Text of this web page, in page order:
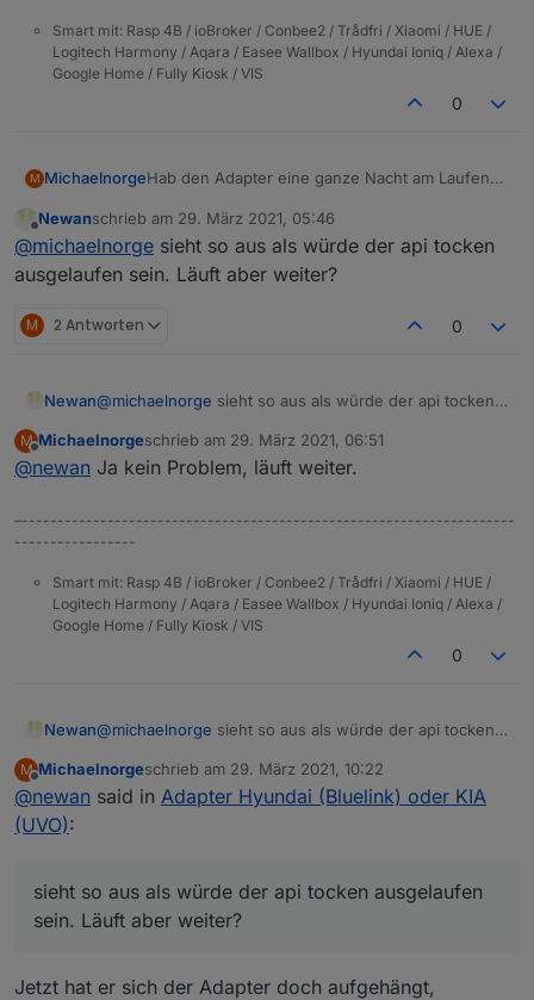
Smart mit: Rasp 4B / ioBroker / Conbee2 / Trådfri / Xiaomi / HUE /
Logitech Harmony / Aqara / Easee Wallbox / Hyundai Ioniq / Alexa /
Google Home / Fully Kiosk / VIS
0
M MichaelnorgeHab den Adapter eine ganze Nacht am Laufen
Minuten diese Fehlermeldungen:
bluelink.0	2021-03-29 04:05:51.036
bluelink.0	2021-03-29 04:05:51.035
bluelink.0	2021-03-29 04:05:51.035
bluelink.0	2021-03-29 04:05:51.035
bluelink.0	2021-03-29 04:05:51.032
Offline
Newanschrieb am 29. März 2021, 05:46
zuletzt editiert von
@michaelnorge sieht so aus als würde der api tocken
ausgelaufen sein. Läuft aber weiter?
M 2 Antworten 0
Newan@michaelnorge sieht so aus als würde der api tocken
M Michaelnorgeschrieb am 29. März 2021, 06:51
zuletzt editiert von
@newan Ja kein Problem, läuft weiter.
–---------------------------------------------------------------------
-----------------
Smart mit: Rasp 4B / ioBroker / Conbee2 / Trådfri / Xiaomi / HUE /
Logitech Harmony / Aqara / Easee Wallbox / Hyundai Ioniq / Alexa /
Google Home / Fully Kiosk / VIS
0
Newan@michaelnorge sieht so aus als würde der api tocken
M Michaelnorgeschrieb am 29. März 2021, 10:22
zuletzt editiert von
@newan said in Adapter Hyundai (Bluelink) oder KIA
(UVO):
sieht so aus als würde der api tocken ausgelaufen
sein. Läuft aber weiter?
Jetzt hat er sich der Adapter doch aufgehängt,